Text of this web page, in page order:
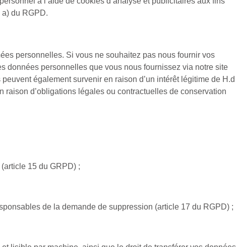
a) du RGPD.
personnelles. Si vous ne souhaitez pas nous fournir vos
données personnelles que vous nous fournissez via notre site
également survenir en raison d’un intérêt légitime de H.d
d’obligations légales ou contractuelles de conservation
15 du GRPD) ;
de la demande de suppression (article 17 du RGPD) ;